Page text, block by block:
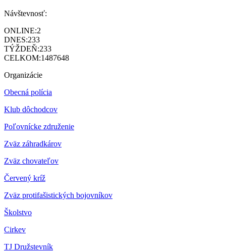
Návštevnosť:
ONLINE:2
DNES:233
TÝŽDEŇ:233
CELKOM:1487648
Organizácie
Obecná polícia
Klub dôchodcov
Poľovnícke združenie
Zväz záhradkárov
Zväz chovateľov
Červený kríž
Zväz protifašistických bojovníkov
Školstvo
Cirkev
TJ Družstevník